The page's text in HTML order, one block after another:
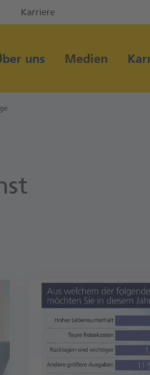
Direkt zur
Karriere
uns Medien